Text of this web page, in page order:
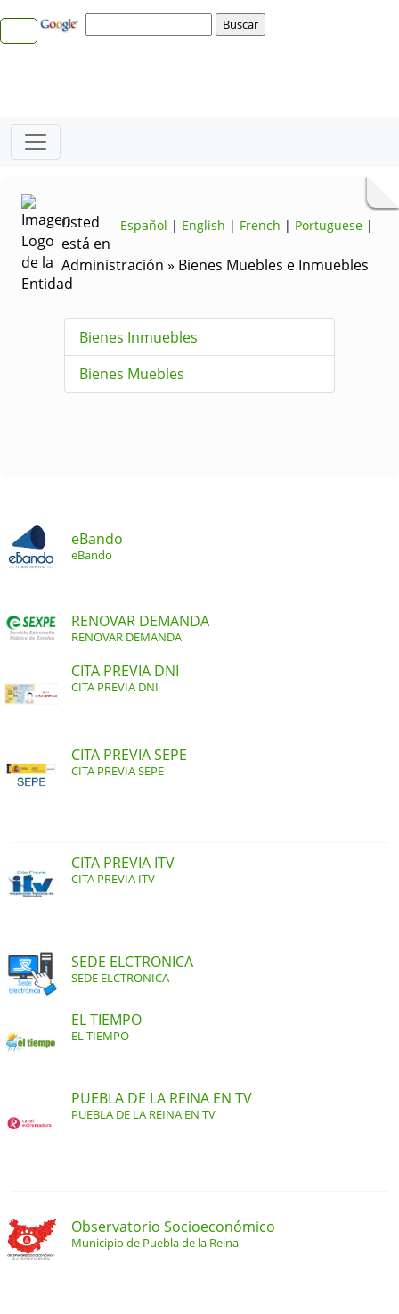
Español | English | French | Portuguese |
usted
está en
Administración » Bienes Muebles e Inmuebles
Bienes Inmuebles
Bienes Muebles
eBando
eBando
RENOVAR DEMANDA
RENOVAR DEMANDA
CITA PREVIA DNI
CITA PREVIA DNI
CITA PREVIA SEPE
CITA PREVIA SEPE
CITA PREVIA ITV
CITA PREVIA ITV
SEDE ELCTRONICA
SEDE ELCTRONICA
EL TIEMPO
EL TIEMPO
PUEBLA DE LA REINA EN TV
PUEBLA DE LA REINA EN TV
Observatorio Socioeconómico
Municipio de Puebla de la Reina